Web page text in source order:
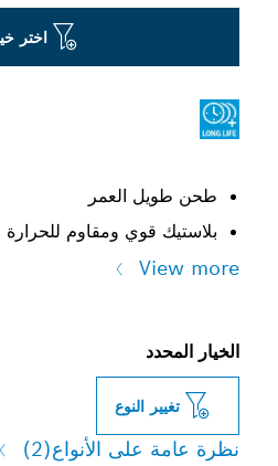
طحن طويل العمر
بلاستيك قوي ومقاوم للحرارة
View more
اختر
الخيار المحدد
تغيير النوع
نظرة عامة على الأنواع(2)